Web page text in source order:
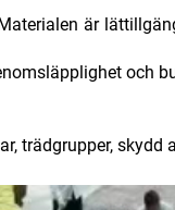
är
och
trädgrupper, skydd